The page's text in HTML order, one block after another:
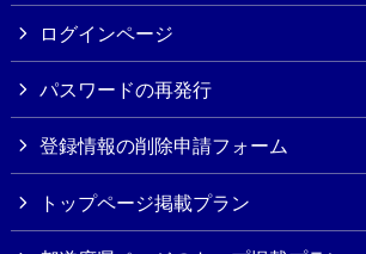
ログインページ
パスワードの再発行
登録情報の削除申請フォーム
トップページ掲載プラン